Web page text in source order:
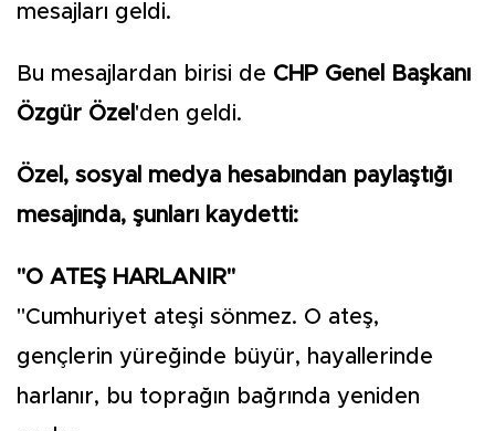
mesajları geldi.
Bu mesajlardan birisi de CHP Genel Başkanı
Özgür Özel 'den geldi.
Özel, sosyal medya hesabından paylaştığı
mesajında, şunları kaydetti:
"O ATEŞ HARLANIR"
"Cumhuriyet ateşi sönmez. O ateş,
gençlerin yüreğinde büyür, hayallerinde
harlanır, bu toprağın bağrında yeniden